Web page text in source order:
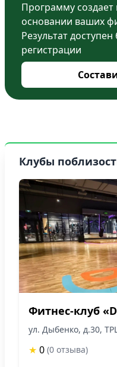
Программу создает
основании ваших
Результат
регистрации
Клубы
Фитнес-клуб
ул. Дыбенко, д.30,
★ 0 (0 отзыва)